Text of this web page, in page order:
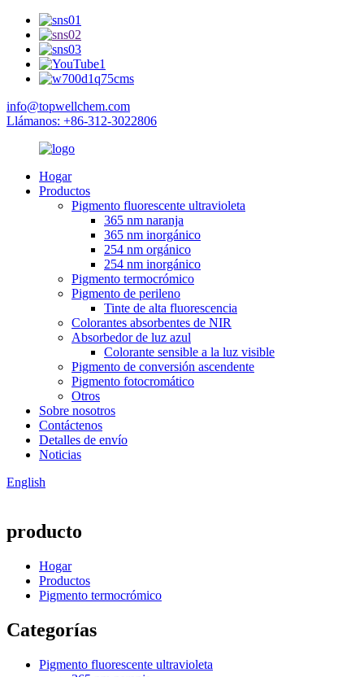
info@topwellchem.com
Llámanos: +86-312-3022806
Hogar
Productos
Pigmento fluorescente ultravioleta
365 nm naranja
365 nm inorgánico
254 nm orgánico
254 nm inorgánico
Pigmento termocrómico
Pigmento de perileno
Tinte de alta fluorescencia
Colorantes absorbentes de NIR
Absorbedor de luz azul
Colorante sensible a la luz visible
Pigmento de conversión ascendente
Pigmento fotocromático
Otros
Sobre nosotros
Contáctenos
Detalles de envío
Noticias
English
producto
Hogar
Productos
Pigmento termocrómico
Categorías
Pigmento fluorescente ultravioleta